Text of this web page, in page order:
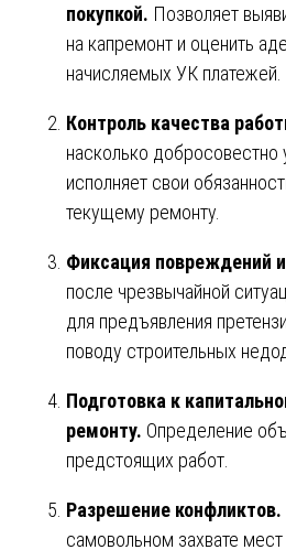
покупкой. Позволяет
на капремонт и оценить
начисляемых УК платежей.
Контроль качества
насколько
исполняет свои
текущему ремонту.
Фиксация повреждений
после чрезвычайной
для предъявления
поводу строительных
Подготовка к
ремонту. Определение
предстоящих работ.
Разрешение конфликтов.
самовольном захвате